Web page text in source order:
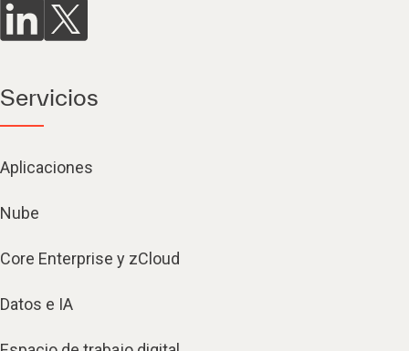
Servicios
Aplicaciones
Nube
Core Enterprise y zCloud
Datos e IA